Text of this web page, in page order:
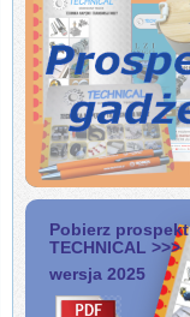
Pobierz prospekt
TECHNICAL >>>
wersja 2025